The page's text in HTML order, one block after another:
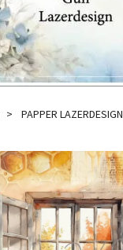
PAPPER LAZERDESIGN